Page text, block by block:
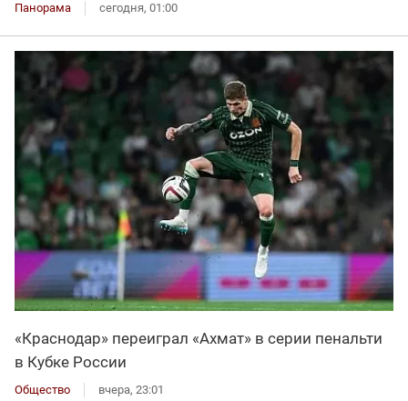
Панорама сегодня, 01:00
«Краснодар» переиграл «Ахмат» в серии пенальти
в Кубке России
Общество вчера, 23:01